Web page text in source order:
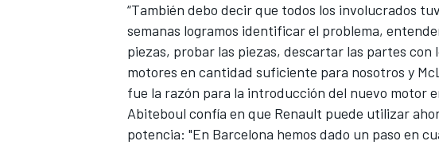
“También debo decir que todos los involucrados
semanas logramos identificar el problema,
piezas, probar las piezas, descartar las partes
motores en cantidad suficiente para nosotros y
fue la razón para la introducción del nuevo motor
Abiteboul confía en que Renault puede utilizar
potencia: "En Barcelona hemos dado un paso en